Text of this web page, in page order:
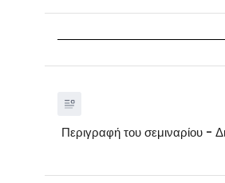
Περιγραφή του σεμιναρίου -